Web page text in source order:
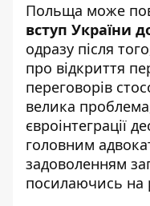
Польща може
вступ України
одразу після
про відкриття
переговорів
велика
євроінтеграції
головним
задоволенням
посилаючись на